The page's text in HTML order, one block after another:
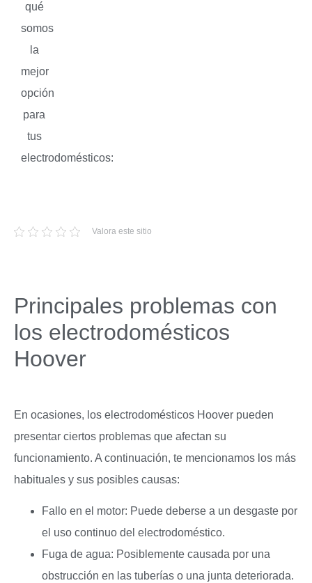
qué
somos
la
mejor
opción
para
tus
electrodomésticos:
Valora este sitio
Principales problemas con
los electrodomésticos
Hoover
En ocasiones, los electrodomésticos Hoover pueden
presentar ciertos problemas que afectan su
funcionamiento. A continuación, te mencionamos los más
habituales y sus posibles causas:
Fallo en el motor: Puede deberse a un desgaste por
el uso continuo del electrodoméstico.
Fuga de agua: Posiblemente causada por una
obstrucción en las tuberías o una junta deteriorada.